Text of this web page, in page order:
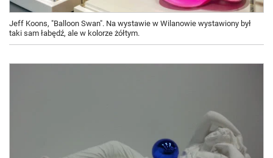
Jeff Koons, "Balloon Swan". Na wystawie w Wilanowie wystawiony był
taki sam łabędź, ale w kolorze żółtym.